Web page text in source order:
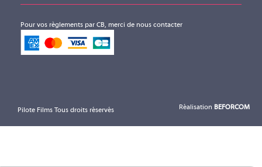
TECHNOLOGIES
PRODIGY.MP
(UNLIMITED)
TECHNOLOGIES
Pour vos règlements par CB, merci de nous contacter
Pilote Films Tous droits réservés Réalisation BEFORCOM